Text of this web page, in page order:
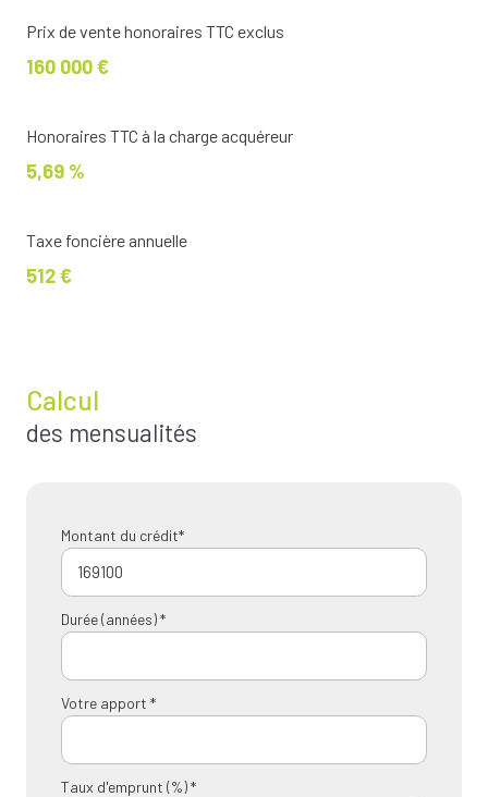
Prix de vente honoraires TTC exclus
160 000 €
Honoraires TTC à la charge acquéreur
5,69 %
Taxe foncière annuelle
512 €
Calcul
des mensualités
Montant du crédit*
Durée (années) *
Votre apport *
Taux d'emprunt (%) *